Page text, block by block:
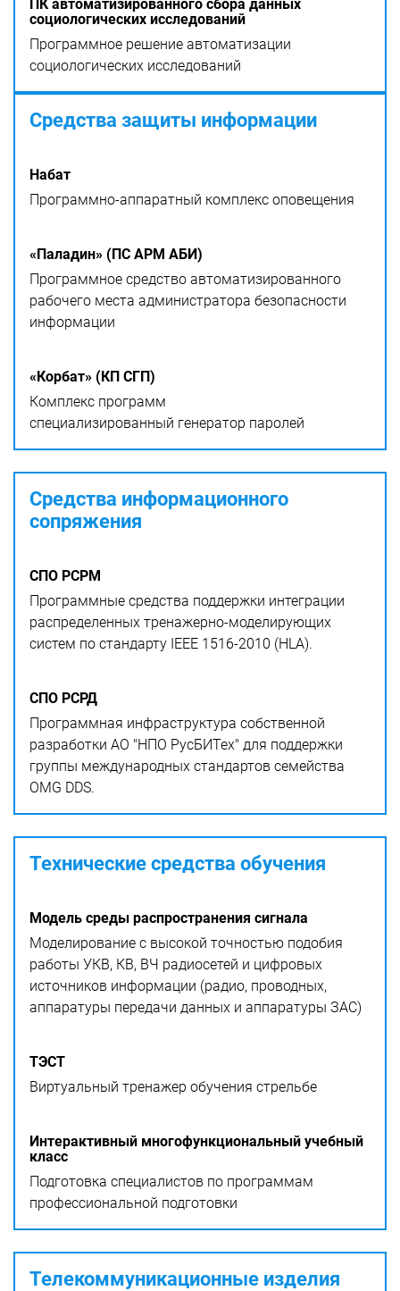
ПК автоматизированного сбора данных
социологических исследований
Программное решение автоматизации
социологических исследований
Средства защиты информации
Набат
Программно-аппаратный комплекс оповещения
«Паладин» (ПС АРМ АБИ)
Программное средство автоматизированного
рабочего места администратора безопасности
информации
«Корбат» (КП СГП)
Комплекс программ
специализированный генератор паролей
Средства информационного
сопряжения
СПО РСРМ
Программные средства поддержки интеграции
распределенных тренажерно-моделирующих
систем по стандарту IEEE 1516-2010 (HLA).
СПО РСРД
Программная инфраструктура собственной
разработки АО "НПО РусБИТех" для поддержки
группы международных стандартов семейства
OMG DDS.
Технические средства обучения
Модель среды распространения сигнала
Моделирование с высокой точностью подобия
работы УКВ, КВ, ВЧ радиосетей и цифровых
источников информации (радио, проводных,
аппаратуры передачи данных и аппаратуры ЗАС)
ТЭСТ
Виртуальный тренажер обучения стрельбе
Интерактивный многофункциональный учебный
класс
Подготовка специалистов по программам
профессиональной подготовки
Телекоммуникационные изделия